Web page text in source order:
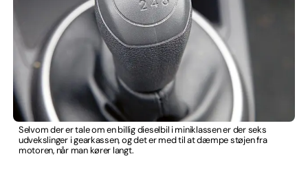
Selvom der er tale om en billig dieselbil i miniklassen er der seks
udvekslinger i gearkassen, og det er med til at dæmpe støjen fra
motoren, når man kører langt.